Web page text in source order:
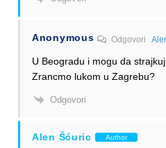
Anonymous Odgovori
U Beogradu i mogu da
Zrancmo lukom u Zagrebu?
Odgovori
Alen Šćuric Author